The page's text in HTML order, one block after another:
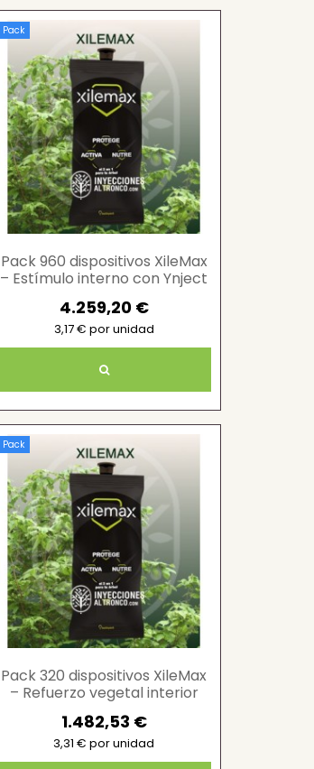
Pack
Pack 960 dispositivos XileMax
– Estímulo interno con Ynject
4.259,20 €
3,17 € por unidad
Pack
Pack 320 dispositivos XileMax
– Refuerzo vegetal interior
1.482,53 €
3,31 € por unidad